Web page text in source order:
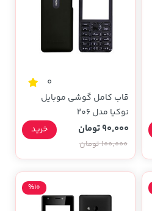
0
قاب کامل گوشی موبایل
نوکیا مدل 206
90,000 تومان
100,000 تومان
خرید
%10